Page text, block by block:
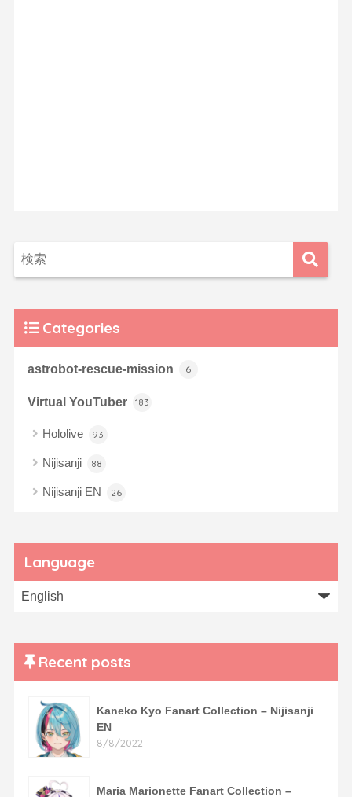
Categories
astrobot-rescue-mission 6
Virtual YouTuber 183
Hololive 93
Nijisanji 88
Nijisanji EN 26
Language
Recent posts
Kaneko Kyo Fanart Collection – Nijisanji
EN
8/8/2022
Maria Marionette Fanart Collection –